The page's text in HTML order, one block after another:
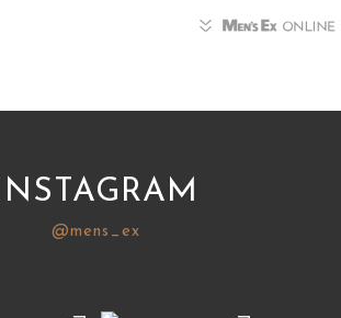
@mens_ex